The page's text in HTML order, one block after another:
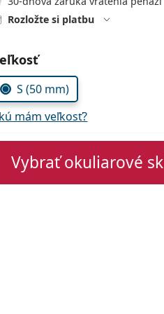
Rozložte si platbu
parametre
S (50 mm)
mám veľkosť?
Vybrať okuliarové